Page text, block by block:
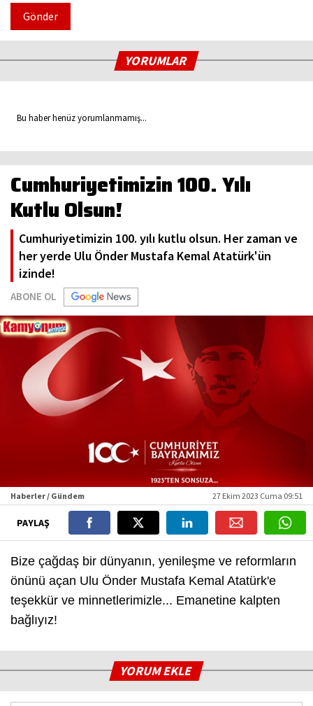
Gönder
YORUMLAR
Bu haber henüz yorumlanmamış...
Cumhuriyetimizin 100. Yılı
Kutlu Olsun!
Cumhuriyetimizin 100. yılı kutlu olsun. Her zaman ve
her yerde Ulu Önder Mustafa Kemal Atatürk'ün
izinde!
ABONE OL
Haberler / Gündem 27 Ekim 2023 Cuma 09:51
PAYLAŞ
Bize çağdaş bir dünyanın, yenileşme ve reformların
önünü açan Ulu Önder Mustafa Kemal Atatürk'e
teşekkür ve minnetlerimizle... Emanetine kalpten
bağlıyız!
YORUM EKLE